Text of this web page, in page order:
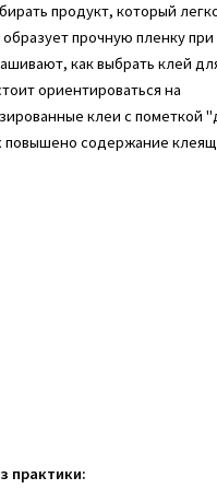
продукт, который
образует прочную пленку
как выбрать клей
ориентироваться на
клеи с пометкой
повышено содержание
практики: